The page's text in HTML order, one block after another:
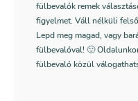
fülbevalók remek
figyelmet. Váll nélküli
Lepd meg magad, vagy
fülbevalóval! 🙂
fülbevaló közül